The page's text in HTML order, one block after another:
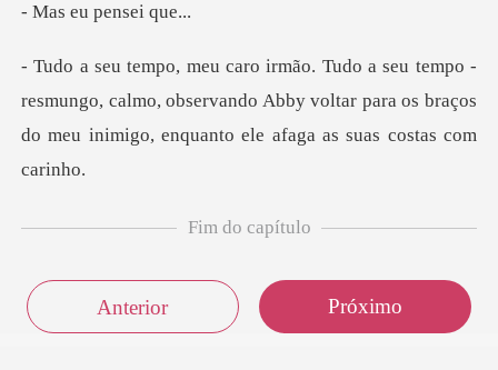
u pense
smungo, calmo, observando Abby voltar para os braços
do m
Fim do capítulo
Anterior Próximo